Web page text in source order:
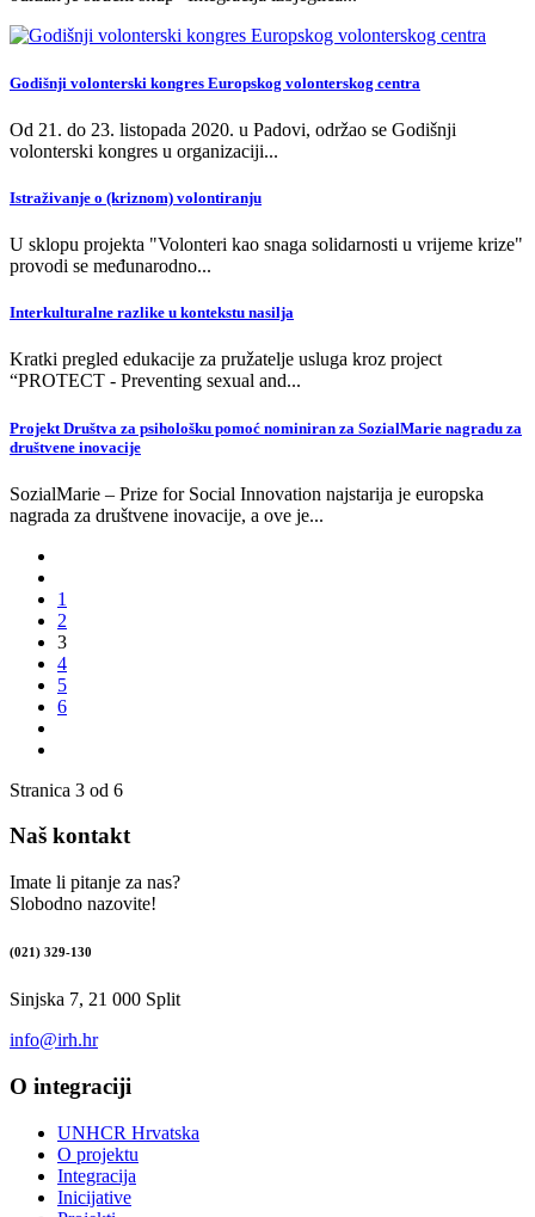
Godišnji volonterski kongres Europskog volonterskog centra
Od 21. do 23. listopada 2020. u Padovi, održao se Godišnji
volonterski kongres u organizaciji...
Istraživanje o (kriznom) volontiranju
U sklopu projekta "Volonteri kao snaga solidarnosti u vrijeme krize"
provodi se međunarodno...
Interkulturalne razlike u kontekstu nasilja
Kratki pregled edukacije za pružatelje usluga kroz project
“PROTECT - Preventing sexual and...
Projekt Društva za psihološku pomoć nominiran za SozialMarie nagradu za
društvene inovacije
SozialMarie – Prize for Social Innovation najstarija je europska
nagrada za društvene inovacije, a ove je...
1
2
3
4
5
6
Stranica 3 od 6
Naš kontakt
Imate li pitanje za nas?
Slobodno nazovite!
(021) 329-130
Sinjska 7, 21 000 Split
info@irh.hr
O integraciji
UNHCR Hrvatska
O projektu
Integracija
Inicijative